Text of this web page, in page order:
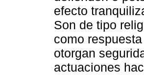
efecto
Son de tipo
como
otorgan
actuaciones